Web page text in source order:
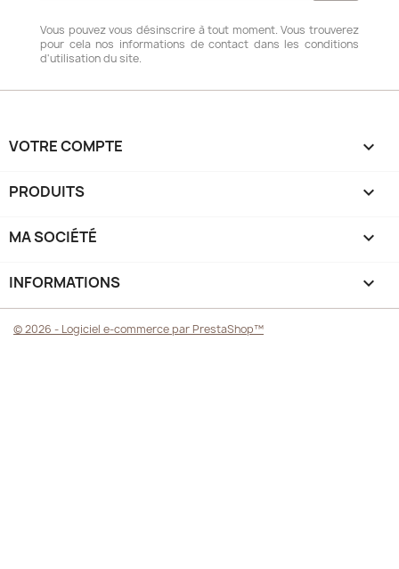
Vous pouvez vous désinscrire à tout moment. Vous trouverez
pour cela nos informations de contact dans les conditions
d'utilisation du site.
VOTRE COMPTE 
PRODUITS 
MA SOCIÉTÉ 
INFORMATIONS keyboard_arrow_down
© 2026 - Logiciel e-commerce par PrestaShop™